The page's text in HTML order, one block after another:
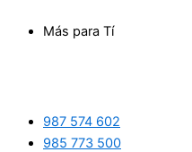
Más para Tí
987 574 602
985 773 500